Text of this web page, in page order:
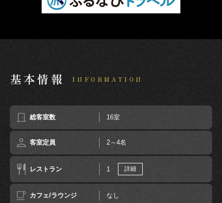
基本情報 INFORMATION
総客室数 16室
客室定員 2～4名
レストラン 1 詳細
カフェ/ラウンジ なし